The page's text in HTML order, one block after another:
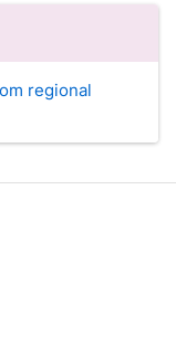
regional